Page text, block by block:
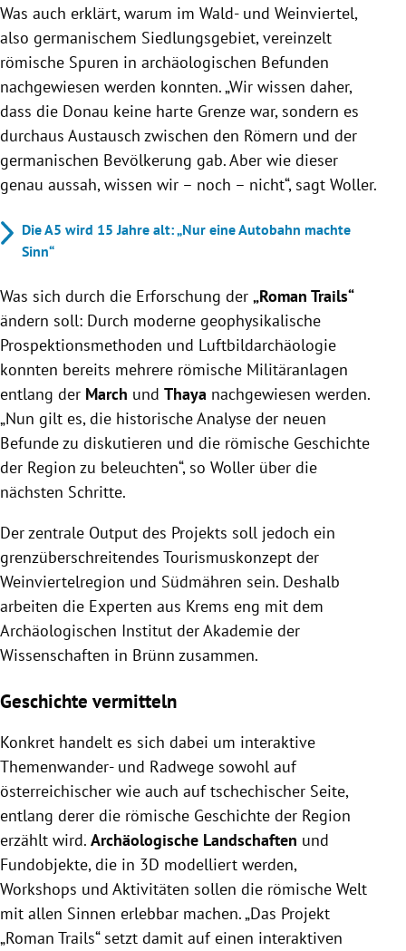
Was auch erklärt, warum im Wald- und Weinviertel,
also germanischem Siedlungsgebiet, vereinzelt
römische Spuren in archäologischen Befunden
nachgewiesen werden konnten. „Wir wissen daher,
dass die Donau keine harte Grenze war, sondern es
durchaus Austausch zwischen den Römern und der
germanischen Bevölkerung gab. Aber wie dieser
genau aussah, wissen wir – noch – nicht“, sagt Woller.
Die A5 wird 15 Jahre alt: „Nur eine Autobahn machte
Sinn“
Was sich durch die Erforschung der „Roman Trails“
ändern soll: Durch moderne geophysikalische
Prospektionsmethoden und Luftbildarchäologie
konnten bereits mehrere römische Militäranlagen
entlang der March und Thaya nachgewiesen werden.
„Nun gilt es, die historische Analyse der neuen
Befunde zu diskutieren und die römische Geschichte
der Region zu beleuchten“, so Woller über die
nächsten Schritte.
Der zentrale Output des Projekts soll jedoch ein
grenzüberschreitendes Tourismuskonzept der
Weinviertelregion und Südmähren sein. Deshalb
arbeiten die Experten aus Krems eng mit dem
Archäologischen Institut der Akademie der
Wissenschaften in Brünn zusammen.
Geschichte vermitteln
Konkret handelt es sich dabei um interaktive
Themenwander- und Radwege sowohl auf
österreichischer wie auch auf tschechischer Seite,
entlang derer die römische Geschichte der Region
erzählt wird. Archäologische Landschaften und
Fundobjekte, die in 3D modelliert werden,
Workshops und Aktivitäten sollen die römische Welt
mit allen Sinnen erlebbar machen. „Das Projekt
„Roman Trails“ setzt damit auf einen interaktiven